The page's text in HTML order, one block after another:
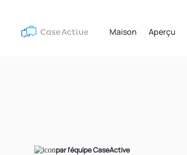
Maison Aperçu
par l'équipe CaseActive